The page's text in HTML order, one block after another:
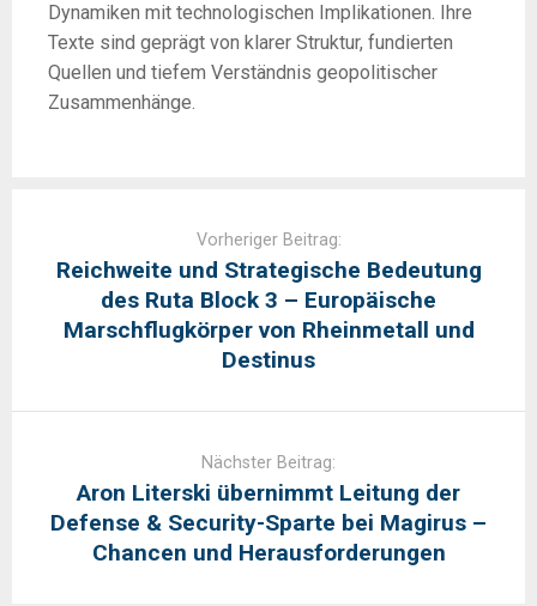
Dynamiken mit technologischen Implikationen. Ihre
Texte sind geprägt von klarer Struktur, fundierten
Quellen und tiefem Verständnis geopolitischer
Zusammenhänge.
Vorheriger Beitrag:
Reichweite und Strategische Bedeutung
des Ruta Block 3 – Europäische
Marschflugkörper von Rheinmetall und
Destinus
Nächster Beitrag:
Aron Literski übernimmt Leitung der
Defense & Security-Sparte bei Magirus –
Chancen und Herausforderungen